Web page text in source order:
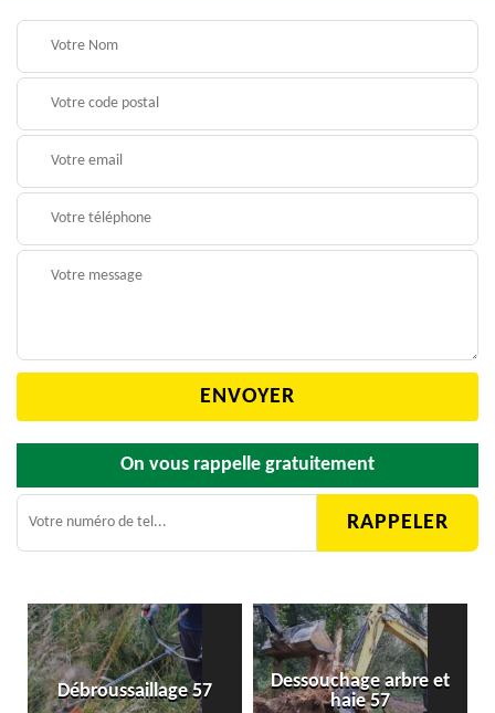
On vous rappelle gratuitement
Débroussaillage 57
Dessouchage arbre et
haie 57